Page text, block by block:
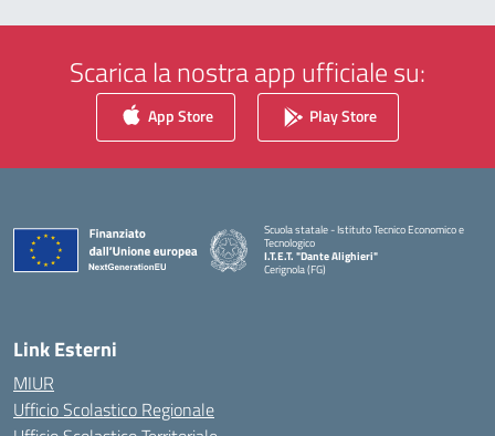
Scarica la nostra app ufficiale su:
App Store Play Store
Scuola statale - Istituto Tecnico Economico e
Tecnologico
I.T.E.T. "Dante Alighieri"
Cerignola (FG)
— Visita la pagina iniziale della scuola
Link Esterni
MIUR
Ufficio Scolastico Regionale